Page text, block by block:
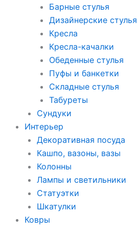
Барные стулья
Дизайнерские стулья
Кресла
Кресла-качалки
Обеденные стулья
Пуфы и банкетки
Складные стулья
Табуреты
Сундуки
Интерьер
Декоративная посуда
Кашпо, вазоны, вазы
Колонны
Лампы и светильники
Статуэтки
Шкатулки
Ковры